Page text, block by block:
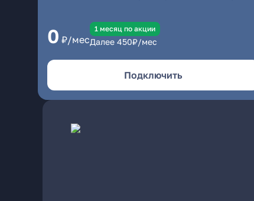
0 ₽/мес
1 месяц по акции
Далее 450₽/мес
Подключить